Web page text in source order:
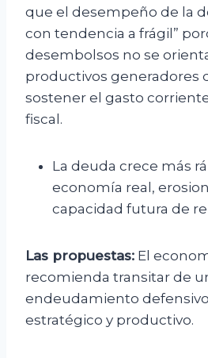
que el desempeño de la
con tendencia a frágil”
desembolsos no se
productivos generadores
sostener el gasto
fiscal.
La deuda crece más
economía real,
capacidad futura de
Las propuestas: El
recomienda transitar de
endeudamiento
estratégico y productivo.